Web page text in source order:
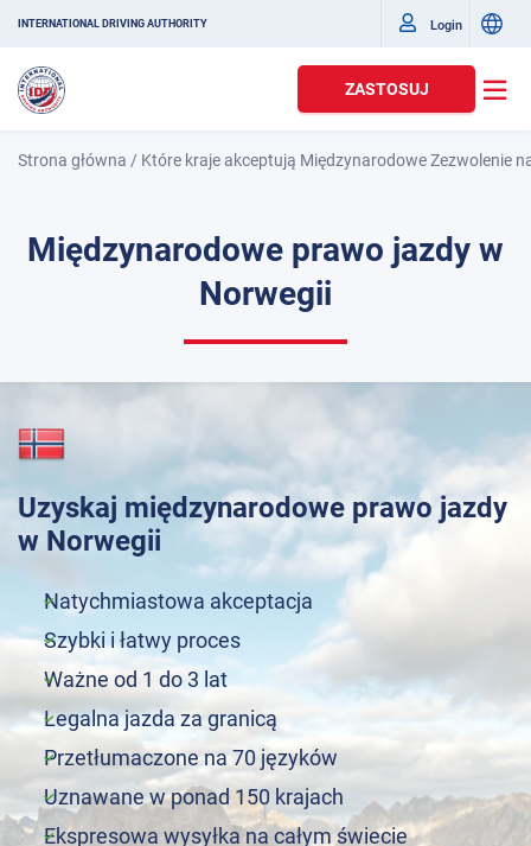
INTERNATIONAL DRIVING AUTHORITY Login
ZASTOSUJ
Strona główna / Które kraje akceptują Międzynarodowe Zezwolenie
Międzynarodowe prawo jazdy w
Norwegii
Uzyskaj międzynarodowe prawo jazdy
w Norwegii
Natychmiastowa akceptacja
Szybki i łatwy proces
Ważne od 1 do 3 lat
Legalna jazda za granicą
Przetłumaczone na 70 języków
Uznawane w ponad 150 krajach
Ekspresowa wysyłka na całym świecie